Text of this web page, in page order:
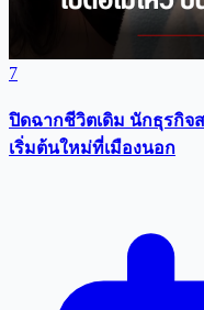
7
ปิดฉากชีวิตเดิม นักธุรกิจ
เริ่มต้นใหม่ที่เมืองนอก